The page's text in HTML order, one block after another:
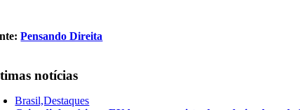
Pensando Direita
notícias
Brasil,Destaques